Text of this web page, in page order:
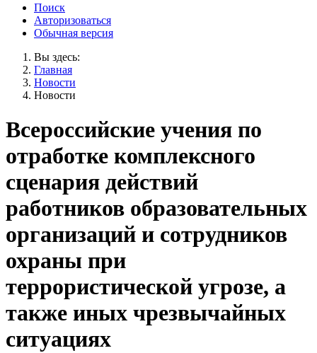
Поиск
Авторизоваться
Обычная версия
Вы здесь:
Главная
Новости
Новости
Всероссийские учения по
отработке комплексного
сценария действий
работников образовательных
организаций и сотрудников
охраны при
террористической угрозе, а
также иных чрезвычайных
ситуациях